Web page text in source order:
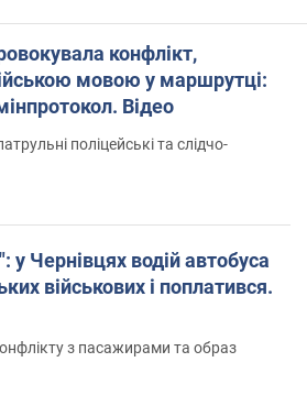
конфлікт,
мовою у маршрутці:
Відео
поліцейські та слідчо-
у Чернівцях водій автобуса
військових і поплатився.
з пасажирами та образ